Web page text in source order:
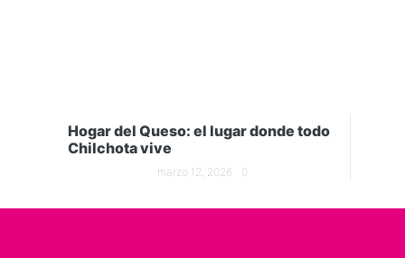
Hogar del Queso: el lugar donde todo
Chilchota vive
marzo 12, 2026 0